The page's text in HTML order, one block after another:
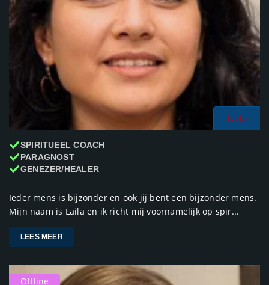
Laila
SPIRITUEEL COACH
PARAGNOST
GENEZER/HEALER
Ieder mens is bijzonder en ook jij bent een bijzonder mens.
Mijn naam is Laila en ik richt mij voornamelijk op spir...
LEES MEER
Offline